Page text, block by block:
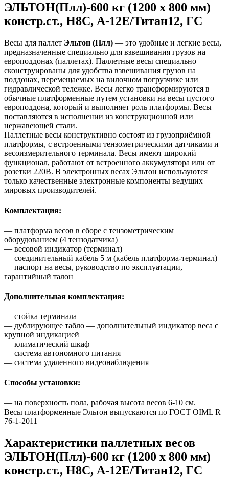
ЭЛЬТОН(Плл)-600 кг (1200 х 800 мм)
констр.ст., H8C, А-12Е/Титан12, ГС
Весы для паллет Эльтон (Плл) — это удобные и легкие весы,
предназначенные специально для взвешивания грузов на
европоддонах (паллетах). Паллетные весы специально
сконструированы для удобства взвешивания грузов на
поддонах, перемещаемых на вилочном погрузчике или
гидравлической тележке. Весы легко трансформируются в
обычные платформенные путем установки на весы пустого
европоддона, который и выполняет роль платформы. Весы
поставляются в исполнении из конструкционной или
нержавеющей стали.
Паллетные весы конструктивно состоят из грузоприёмной
платформы, с встроенными тензометрическими датчиками и
весоизмерительного терминала. Весы имеют широкий
функционал, работают от встроенного аккумулятора или от
розетки 220В. В электронных весах Эльтон используются
только качественные электронные компоненты ведущих
мировых производителей.
Комплектация:
— платформа весов в сборе с тензометрическим
оборудованием (4 тензодатчика)
— весовой индикатор (терминал)
— соединительный кабель 5 м (кабель платформа-терминал)
— паспорт на весы, руководство по эксплуатации,
гарантийный талон
Дополнительная комплектация:
— стойка терминала
— дублирующее табло — дополнительный индикатор веса с
крупной индикацией
— климатический шкаф
— система автономного питания
— система удаленного видеонаблюдения
Способы установки:
— на поверхность пола, рабочая высота весов 6-10 см.
Весы платформенные Эльтон выпускаются по ГОСТ OIML R
76-1-2011
Характеристики паллетных весов
ЭЛЬТОН(Плл)-600 кг (1200 х 800 мм)
констр.ст., H8C, А-12Е/Титан12, ГС